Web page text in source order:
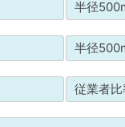
半径
半径
従業者